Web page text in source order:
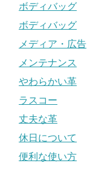
ボディバッグ
ボディバッグ
メディア・広告
メンテナンス
やわらかい革
ラスコー
丈夫な革
休日について
便利な使い方